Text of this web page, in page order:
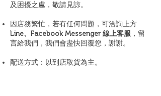
及困擾之處，敬請見諒。
因店務繁忙，若有任何問題，可洽詢上方
Line、Facebook Messenger 線上客服 ，留
言給我們，我們會盡快回覆您，謝謝。
配送方式：以到店取貨為主。